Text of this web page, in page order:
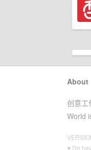
About
创意工
World
♥ Do